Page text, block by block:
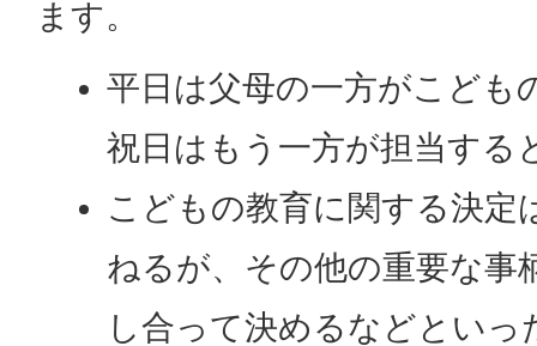
ます。
平日は父母の一方がこども
祝日はもう一方が担当する
こどもの教育に関する決定
ねるが、その他の重要な事
し合って決めるなどといっ